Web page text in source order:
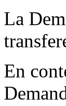
La
En